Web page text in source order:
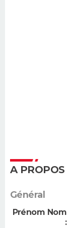
A PROPOS
Général
Prénom Nom
: